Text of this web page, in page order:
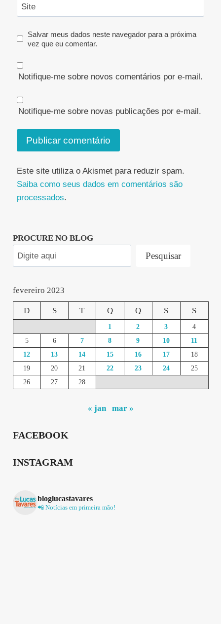
Site
Salvar meus dados neste navegador para a próxima
vez que eu comentar.
Notifique-me sobre novos comentários por e-mail.
Notifique-me sobre novas publicações por e-mail.
Este site utiliza o Akismet para reduzir spam.
Saiba como seus dados em comentários são
processados.
PROCURE NO BLOG
Pesquisar
fevereiro 2023
D S T Q Q S S
1 2 3
4
5
6 7 8 9 10
11
12
13 14 15 16 17
18
19
20 21 22 23 24
25
26
27 28
« jan mar »
FACEBOOK
INSTAGRAM
bloglucastavares
📲 Notícias em primeira mão!